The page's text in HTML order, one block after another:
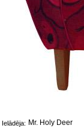
Ielādēja: Mr. Holy Deer